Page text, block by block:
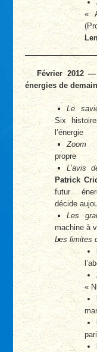
«
Février 2012
énergies de demain
Le
Six
l’énergie
Zoom
propre
L’avis
Patrick
futur
décide
Les
machine à
Les limites
«